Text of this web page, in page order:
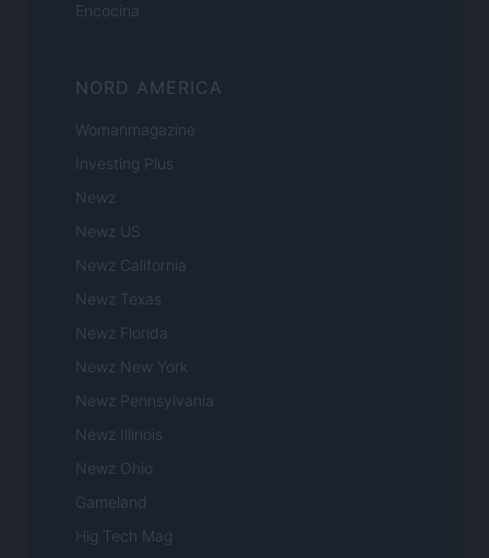
Encocina
NORD AMERICA
Womanmagazine
Investing Plus
Newz
Newz US
Newz California
Newz Texas
Newz Florida
Newz New York
Newz Pennsylvania
Newz Illinois
Newz Ohio
Gameland
Hig Tech Mag